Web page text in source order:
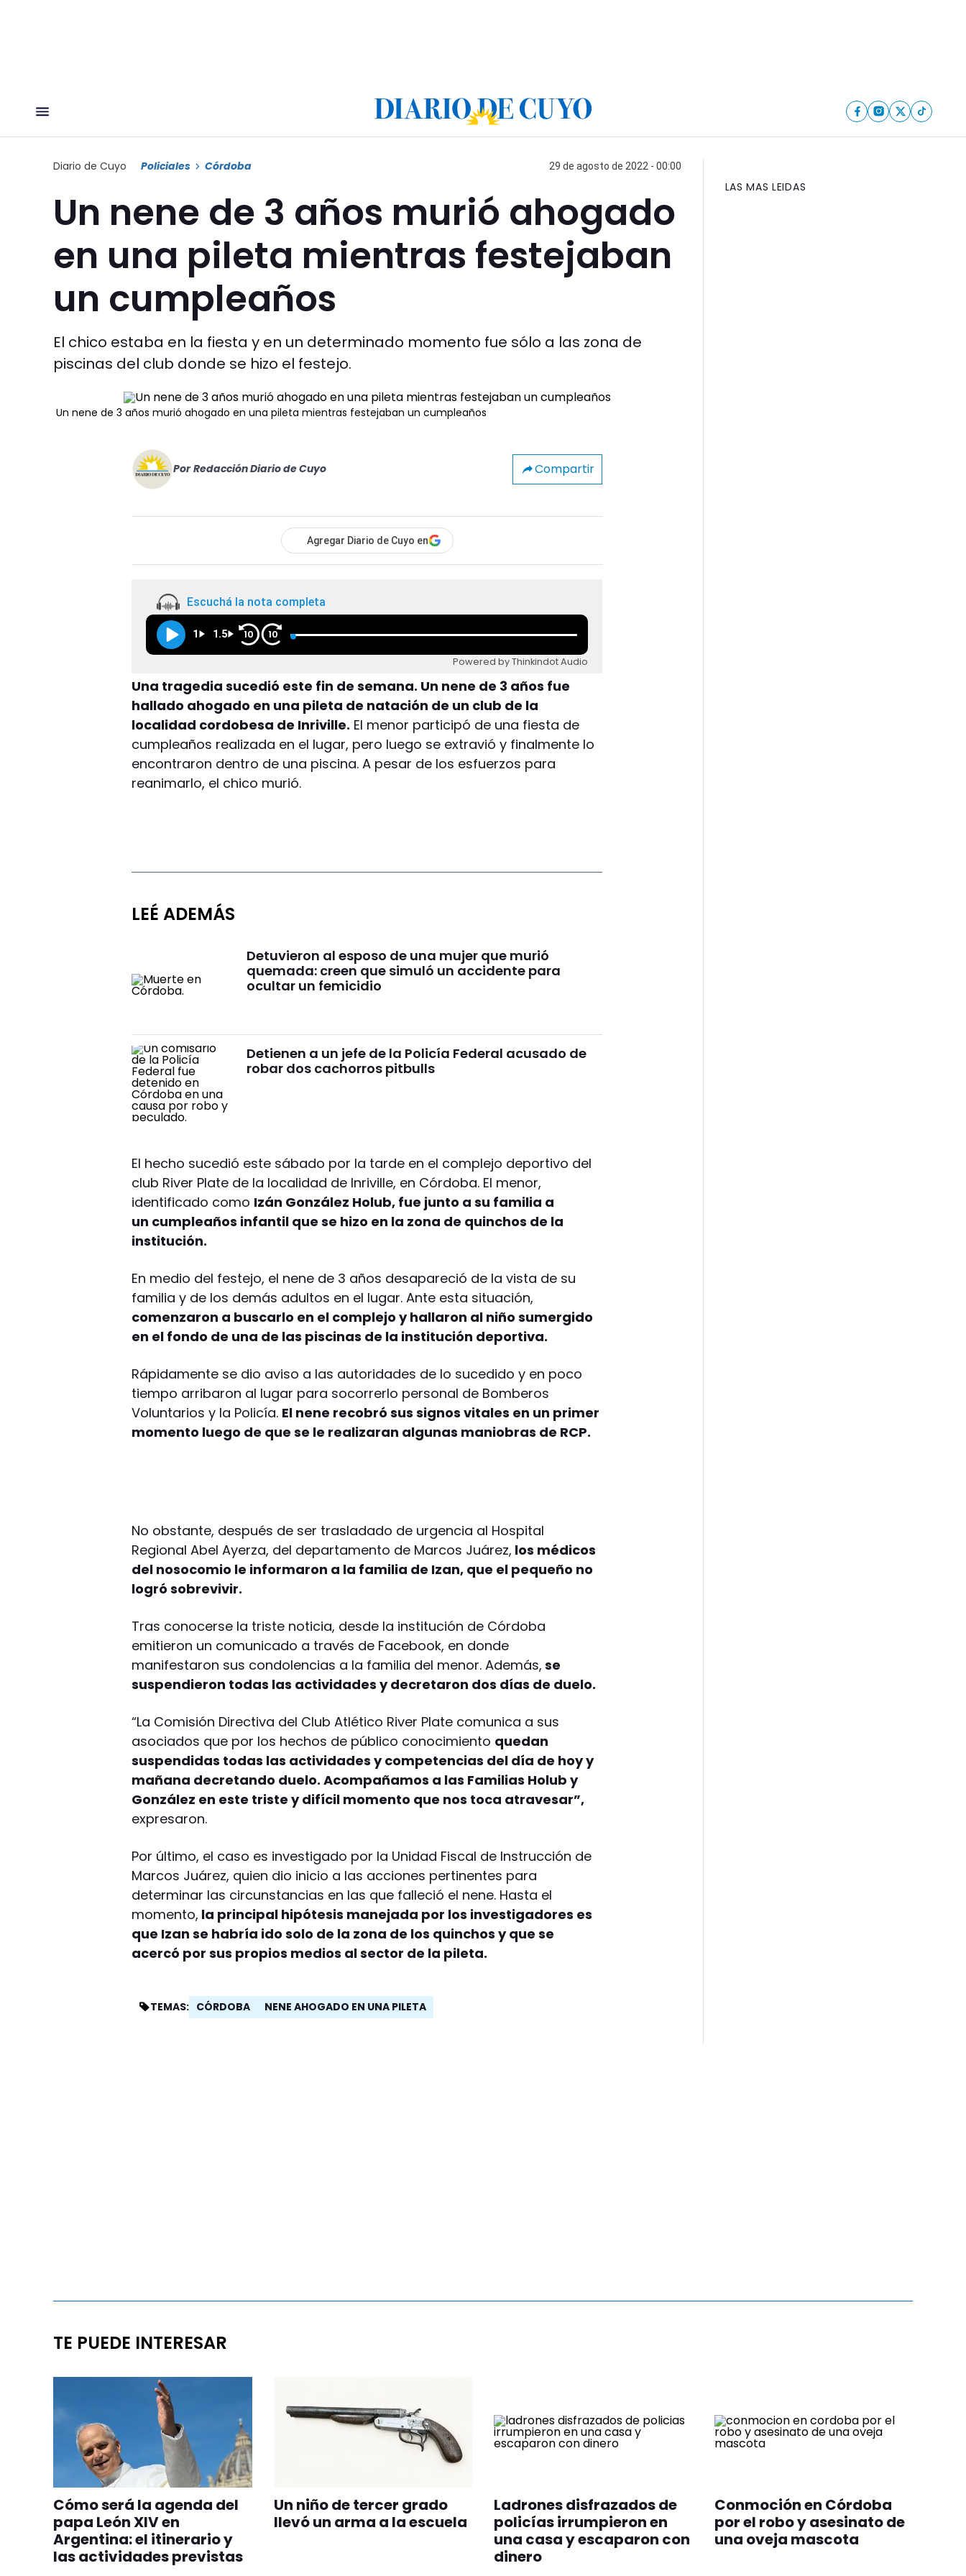
Diario de Cuyo Policiales Córdoba 29 de agosto de 2022 - 00:00
Un nene de 3 años murió ahogado
en una pileta mientras festejaban
un cumpleaños
El chico estaba en la fiesta y en un determinado momento fue sólo a las zona de
piscinas del club donde se hizo el festejo.
Un nene de 3 años murió ahogado en una pileta mientras festejaban un cumpleaños
Por Redacción Diario de Cuyo Compartir
Agregar Diario de Cuyo en
Escuchá la nota completa
1 1.5 10 10
Powered by Thinkindot Audio
Una tragedia sucedió este fin de semana. Un nene de 3 años fue
hallado ahogado en una pileta de natación de un club de la
localidad cordobesa de Inriville. El menor participó de una fiesta de
cumpleaños realizada en el lugar, pero luego se extravió y finalmente lo
encontraron dentro de una piscina. A pesar de los esfuerzos para
reanimarlo, el chico murió.
LEÉ ADEMÁS
Detuvieron al esposo de una mujer que murió
quemada: creen que simuló un accidente para
ocultar un femicidio
Detienen a un jefe de la Policía Federal acusado de
robar dos cachorros pitbulls
El hecho sucedió este sábado por la tarde en el complejo deportivo del
club River Plate de la localidad de Inriville, en Córdoba. El menor,
identificado como Izán González Holub, fue junto a su familia a
un cumpleaños infantil que se hizo en la zona de quinchos de la
institución.
En medio del festejo, el nene de 3 años desapareció de la vista de su
familia y de los demás adultos en el lugar. Ante esta situación,
comenzaron a buscarlo en el complejo y hallaron al niño sumergido
en el fondo de una de las piscinas de la institución deportiva.
Rápidamente se dio aviso a las autoridades de lo sucedido y en poco
tiempo arribaron al lugar para socorrerlo personal de Bomberos
Voluntarios y la Policía. El nene recobró sus signos vitales en un primer
momento luego de que se le realizaran algunas maniobras de RCP.
No obstante, después de ser trasladado de urgencia al Hospital
Regional Abel Ayerza, del departamento de Marcos Juárez, los médicos
del nosocomio le informaron a la familia de Izan, que el pequeño no
logró sobrevivir.
Tras conocerse la triste noticia, desde la institución de Córdoba
emitieron un comunicado a través de Facebook, en donde
manifestaron sus condolencias a la familia del menor. Además, se
suspendieron todas las actividades y decretaron dos días de duelo.
“La Comisión Directiva del Club Atlético River Plate comunica a sus
asociados que por los hechos de público conocimiento quedan
suspendidas todas las actividades y competencias del día de hoy y
mañana decretando duelo. Acompañamos a las Familias Holub y
González en este triste y difícil momento que nos toca atravesar”,
expresaron.
Por último, el caso es investigado por la Unidad Fiscal de Instrucción de
Marcos Juárez, quien dio inicio a las acciones pertinentes para
determinar las circunstancias en las que falleció el nene. Hasta el
momento, la principal hipótesis manejada por los investigadores es
que Izan se habría ido solo de la zona de los quinchos y que se
acercó por sus propios medios al sector de la pileta.
TEMAS: CÓRDOBA NENE AHOGADO EN UNA PILETA
LAS MAS LEIDAS
TE PUEDE INTERESAR
Cómo será la agenda del
papa León XIV en
Argentina: el itinerario y
las actividades previstas
Un niño de tercer grado
llevó un arma a la escuela
Ladrones disfrazados de
policías irrumpieron en
una casa y escaparon con
dinero
Conmoción en Córdoba
por el robo y asesinato de
una oveja mascota